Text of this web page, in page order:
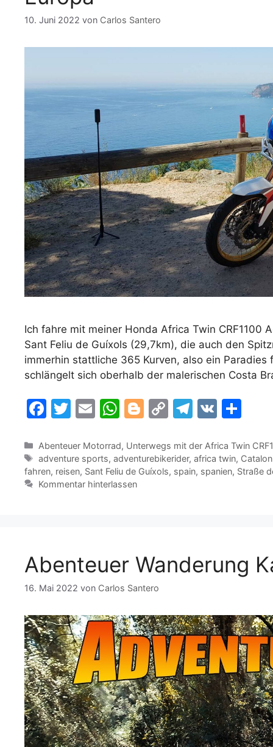
10. Juni 2022 von Carlos Santero
Ich fahre mit meiner Honda Africa Twin CRF1100
Sant Feliu de Guíxols (29,7km), die auch den
immerhin stattliche 365 Kurven, also ein
schlängelt sich oberhalb der malerischen Costa
F
c
e
b
T
itt
er
E
ai
l
W
at
s
A
Bl
g
g
C
p
y
T
e
gr
V
le
n
Kategorien
Abenteuer Motorrad, Unterwegs mit der Africa Twin
Schlagwörter
adventure sports,adventurebikerider,africa twin,
fahren, reisen, Sant Feliu de Guíxols, spain, spanien, Straße
Kommentar hinterlassen
Abenteuer Wanderung
16. Mai 2022 von Carlos Santero